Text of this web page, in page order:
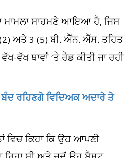
ਮਾਮਲਾ ਸਾਹਮਣੇ ਆਇਆ ਹੈ, ਜਿਸ
ਅਤੇ 3 (5) ਬੀ. ਐੱਨ. ਐੱਸ. ਤਹਿਤ
ਥਾਵਾਂ ’ਤੇ ਰੇਡ ਕੀਤੀ ਜਾ ਰਹੀ
ਰਹਿਣਗੇ ਵਿਦਿਅਕ ਅਦਾਰੇ ਤੇ
ਵਿਚ ਕਿਹਾ ਕਿ ਉਹ ਆਪਣੀ